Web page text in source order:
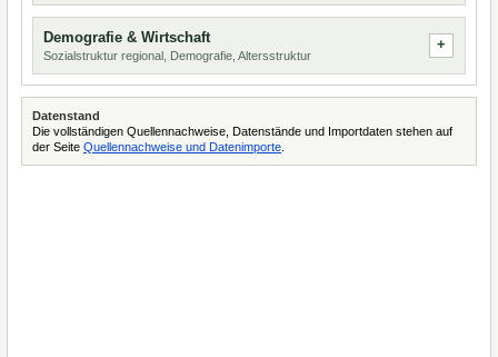
Demografie & Wirtschaft
Sozialstruktur regional, Demografie, Altersstruktur
Datenstand
Die vollständigen Quellennachweise, Datenstände und Importdaten stehen auf
der Seite Quellennachweise und Datenimporte